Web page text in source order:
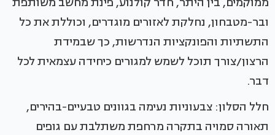
ובר-מטבחון, נחלקת לאזורים מוגדרים, וכוללת את כל
התשתיות והפונקציות הנדרשות, כך שבמידת
הרצון/צורך תוכל לשמש למגורים כיחידה עצמאית לכל
דבר.
חלל הסלון: צבעוניות נעימה בגוונים טבעיים-בהירים,
תאורה סמויה בתקרה מרחפת משתלבת עם גופים